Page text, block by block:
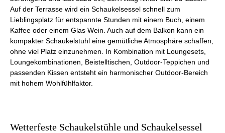
Auf der Terrasse wird ein Schaukelsessel schnell zum
Lieblingsplatz für entspannte Stunden mit einem Buch, einem
Kaffee oder einem Glas Wein. Auch auf dem Balkon kann ein
kompakter Schaukelstuhl eine gemütliche Atmosphäre schaffen,
ohne viel Platz einzunehmen. In Kombination mit Loungesets,
Loungekombinationen, Beistelltischen, Outdoor-Teppichen und
passenden Kissen entsteht ein harmonischer Outdoor-Bereich
mit hohem Wohlfühlfaktor.
Wetterfeste Schaukelstühle und Schaukelsessel